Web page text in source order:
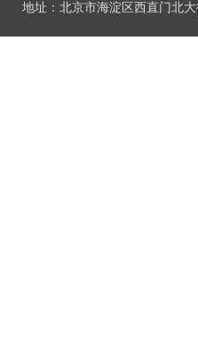
地址：北京市海淀区西直门北